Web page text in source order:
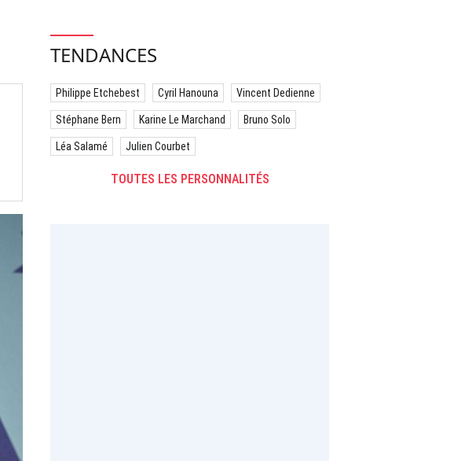
TENDANCES
Philippe Etchebest Cyril Hanouna Vincent Dedienne
Stéphane Bern Karine Le Marchand Bruno Solo
Léa Salamé Julien Courbet
TOUTES LES PERSONNALITÉS